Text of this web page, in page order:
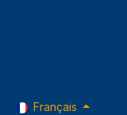
Français